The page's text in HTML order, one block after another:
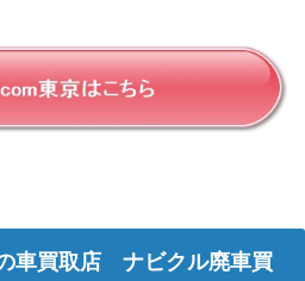
車買取店 ナビクル廃車買